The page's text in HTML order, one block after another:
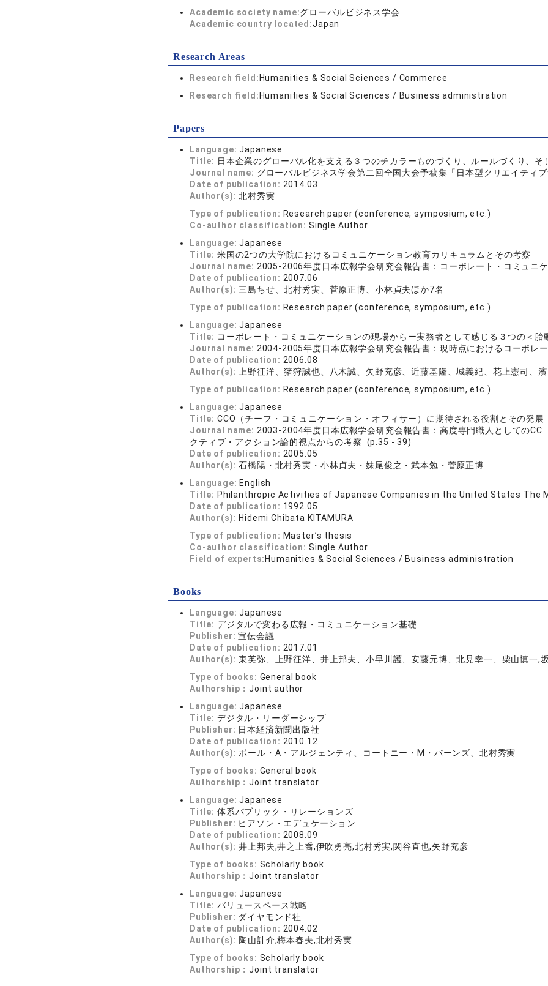
Academic society name:グローバルビジネス学会
Academic country located:Japan
Research Areas
Research field: Humanities & Social Sciences / Commerce
Research field: Humanities & Social Sciences / Business administration
Papers
Language:Japanese
Title: 日本企業のグローバル化を支える３つのチカラーものづくり、ルールづくり、
Journal name: グローバルビジネス学会第二回全国大会予稿集「日本型クリエイティ
Date of publication: 2014.03
Author(s):北村秀実
Type of publication: Research paper (conference, symposium, etc.)
Co-author classification: Single Author
Language:Japanese
Title: 米国の2つの大学院におけるコミュニケーション教育カリキュラムとその考察
Journal name: 2005-2006年度日本広報学会研究会報告書：コーポレート・コミュニ
Date of publication: 2007.06
Author(s): 三島ちせ、北村秀実、菅原正博、小林貞夫ほか7名
Type of publication: Research paper (conference, symposium, etc.)
Language:Japanese
Title: コーポレート・コミュニケーションの現場からー実務者として感じる３つの＜胎
Journal name: 2004-2005年度日本広報学会研究会報告書：現時点におけるコーポレ
Date of publication: 2006.08
Author(s):
上野征洋、猪狩誠也、八木誠、矢野充彦、近藤基隆、城義紀、花上憲司、
Type of publication: Research paper (conference, symposium, etc.)
Language:Japanese
Title: CCO（チーフ・コミュニケーション・オフィサー）に期待される役割とその発
Journal name: 2003-2004年度日本広報学会研究会報告書：高度専門職人としての
クティブ・アクション論的視点からの考察 (p.35 - 39)
Date of publication: 2005.05
Author(s):石橋陽・北村秀実・小林貞夫・妹尾俊之・武本勉・菅原正博
Language: English
Title: Philanthropic Activities of Japanese Companies in the United States The
Date of publication: 1992.05
Author(s): Hidemi Chibata KITAMURA
Type of publication: Master’s thesis
Co-author classification: Single Author
Field of experts: Humanities & Social Sciences / Business administration
Books
Language:Japanese
Title: デジタルで変わる広報・コミュニケーション基礎
Publisher:宣伝会議
Date of publication: 2017.01
Author(s):東英弥、上野征洋、井上邦夫、小早川護、安藤元博、北見幸一、柴山慎一,
Type of books: General book
Authorship：Joint author
Language:Japanese
Title: デジタル・リーダーシップ
Publisher: 日本経済新聞出版社
Date of publication: 2010.12
Author(s): ポール・A・アルジェンティ、コートニー・M・バーンズ、北村秀実
Type of books: General book
Authorship：Joint translator
Language:Japanese
Title: 体系パブリック・リレーションズ
Publisher: ピアソン・エデュケーション
Date of publication: 2008.09
Author(s):井上邦夫,井之上喬,伊吹勇亮,北村秀実,関谷直也,矢野充彦
Type of books: Scholarly book
Authorship：Joint translator
Language:Japanese
Title: バリュースペース戦略
Publisher: ダイヤモンド社
Date of publication: 2004.02
Author(s): 陶山計介,梅本春夫,北村秀実
Type of books: Scholarly book
Authorship：Joint translator